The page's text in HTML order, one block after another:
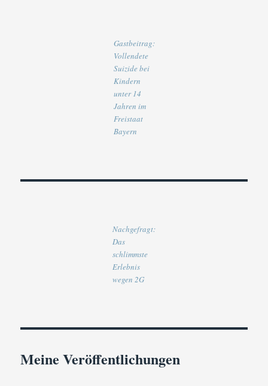
Gastbeitrag:
Vollendete
Suizide bei
Kindern
unter 14
Jahren im
Freistaat
Bayern
Nachgefragt:
Das
schlimmste
Erlebnis
wegen 2G
Meine Veröffentlichungen